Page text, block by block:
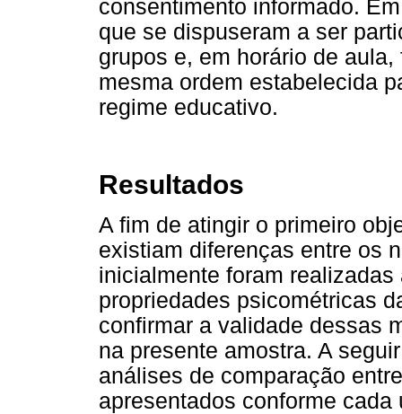
consentimento informado.
que se dispuseram a ser
grupos e, em horário de
mesma ordem estabelecida
regime educativo.
Resultados
A fim de atingir o primeiro
existiam diferenças entre os
inicialmente foram
propriedades psicométricas
confirmar a validade dessas
na presente amostra. A
análises de comparação
apresentados conforme